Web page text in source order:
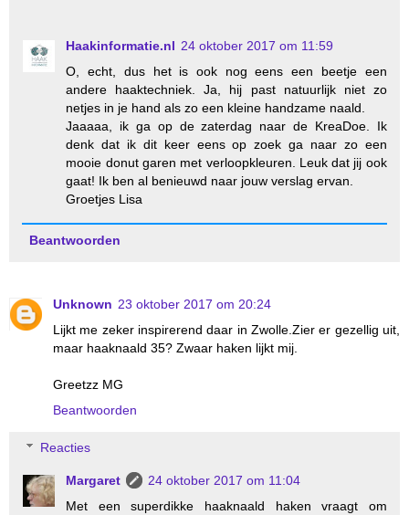
Haakinformatie.nl 24 oktober 2017 om 11:59
O, echt, dus het is ook nog eens een beetje een
andere haaktechniek. Ja, hij past natuurlijk niet zo
netjes in je hand als zo een kleine handzame naald.
Jaaaaa, ik ga op de zaterdag naar de KreaDoe. Ik
denk dat ik dit keer eens op zoek ga naar zo een
mooie donut garen met verloopkleuren. Leuk dat jij ook
gaat! Ik ben al benieuwd naar jouw verslag ervan.
Groetjes Lisa
Beantwoorden
Unknown 23 oktober 2017 om 20:24
Lijkt me zeker inspirerend daar in Zwolle.Zier er gezellig uit,
maar haaknaald 35? Zwaar haken lijkt mij.
Greetzz MG
Beantwoorden
Reacties
Margaret
24 oktober 2017 om 11:04
Met een superdikke haaknaald haken vraagt om